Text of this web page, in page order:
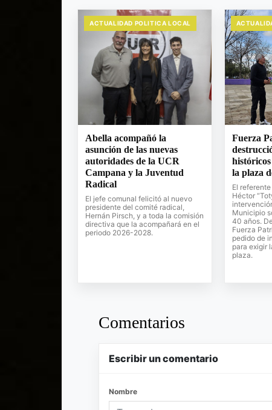
ACTUALIDAD POLITICA LOCAL
Abella acompañó la
asunción de las nuevas
autoridades de la UCR
Campana y la Juventud
Radical
El jefe comunal felicitó al nuevo
presidente del comité radical,
Hernán Pirsch, y a toda la comisión
directiva que la acompañará en el
periodo 2026-2028.
Fuerza
la plaza
El
Héctor
Municipio
40 años.
Fuerza
pedido de
para exigir
plaza.
Comentarios
Escribir un comentario
Nombre